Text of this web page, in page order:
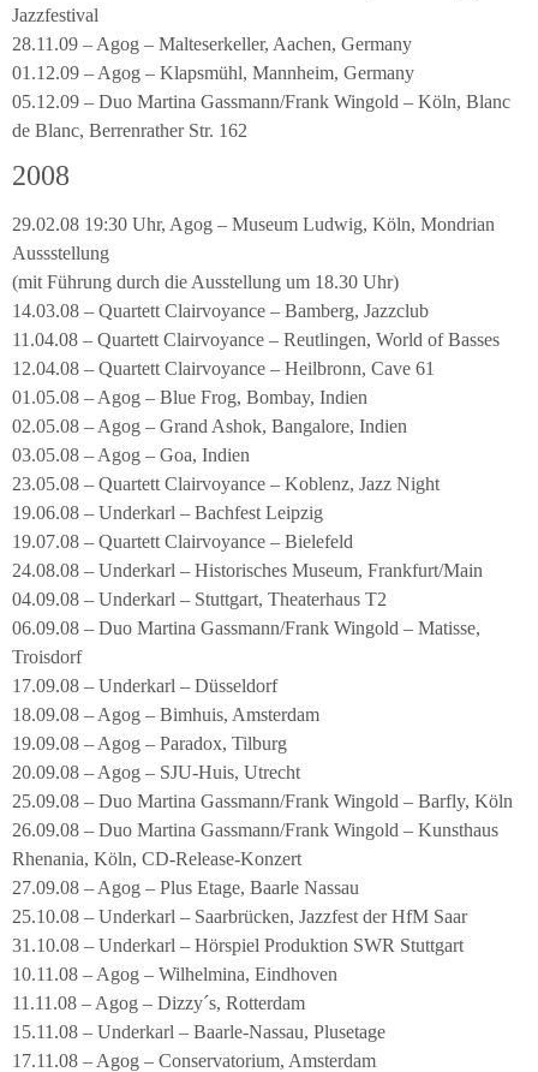
Jazzfestival
28.11.09 – Agog – Malteserkeller, Aachen, Germany
01.12.09 – Agog – Klapsmühl, Mannheim, Germany
05.12.09 – Duo Martina Gassmann/Frank Wingold – Köln, Blanc
de Blanc, Berrenrather Str. 162
2008
29.02.08 19:30 Uhr, Agog – Museum Ludwig, Köln, Mondrian
Aussstellung
(mit Führung durch die Ausstellung um 18.30 Uhr)
14.03.08 – Quartett Clairvoyance – Bamberg, Jazzclub
11.04.08 – Quartett Clairvoyance – Reutlingen, World of Basses
12.04.08 – Quartett Clairvoyance – Heilbronn, Cave 61
01.05.08 – Agog – Blue Frog, Bombay, Indien
02.05.08 – Agog – Grand Ashok, Bangalore, Indien
03.05.08 – Agog – Goa, Indien
23.05.08 – Quartett Clairvoyance – Koblenz, Jazz Night
19.06.08 – Underkarl – Bachfest Leipzig
19.07.08 – Quartett Clairvoyance – Bielefeld
24.08.08 – Underkarl – Historisches Museum, Frankfurt/Main
04.09.08 – Underkarl – Stuttgart, Theaterhaus T2
06.09.08 – Duo Martina Gassmann/Frank Wingold – Matisse,
Troisdorf
17.09.08 – Underkarl – Düsseldorf
18.09.08 – Agog – Bimhuis, Amsterdam
19.09.08 – Agog – Paradox, Tilburg
20.09.08 – Agog – SJU-Huis, Utrecht
25.09.08 – Duo Martina Gassmann/Frank Wingold – Barfly, Köln
26.09.08 – Duo Martina Gassmann/Frank Wingold – Kunsthaus
Rhenania, Köln, CD-Release-Konzert
27.09.08 – Agog – Plus Etage, Baarle Nassau
25.10.08 – Underkarl – Saarbrücken, Jazzfest der HfM Saar
31.10.08 – Underkarl – Hörspiel Produktion SWR Stuttgart
10.11.08 – Agog – Wilhelmina, Eindhoven
11.11.08 – Agog – Dizzy´s, Rotterdam
15.11.08 – Underkarl – Baarle-Nassau, Plusetage
17.11.08 – Agog – Conservatorium, Amsterdam